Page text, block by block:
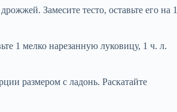
Замесите тесто, оставьте его на 1
1 мелко нарезанную луковицу, 1 ч. л.
размером с ладонь. Раскатайте